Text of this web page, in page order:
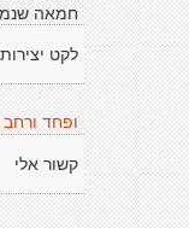
חמאה
לקט יצירות
ופחד
קשור אלי